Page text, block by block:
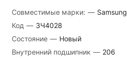
Совместимые марки: — Samsung
Код — ЗЧ4028
Состояние — Новый
Внутренний подшипник — 206